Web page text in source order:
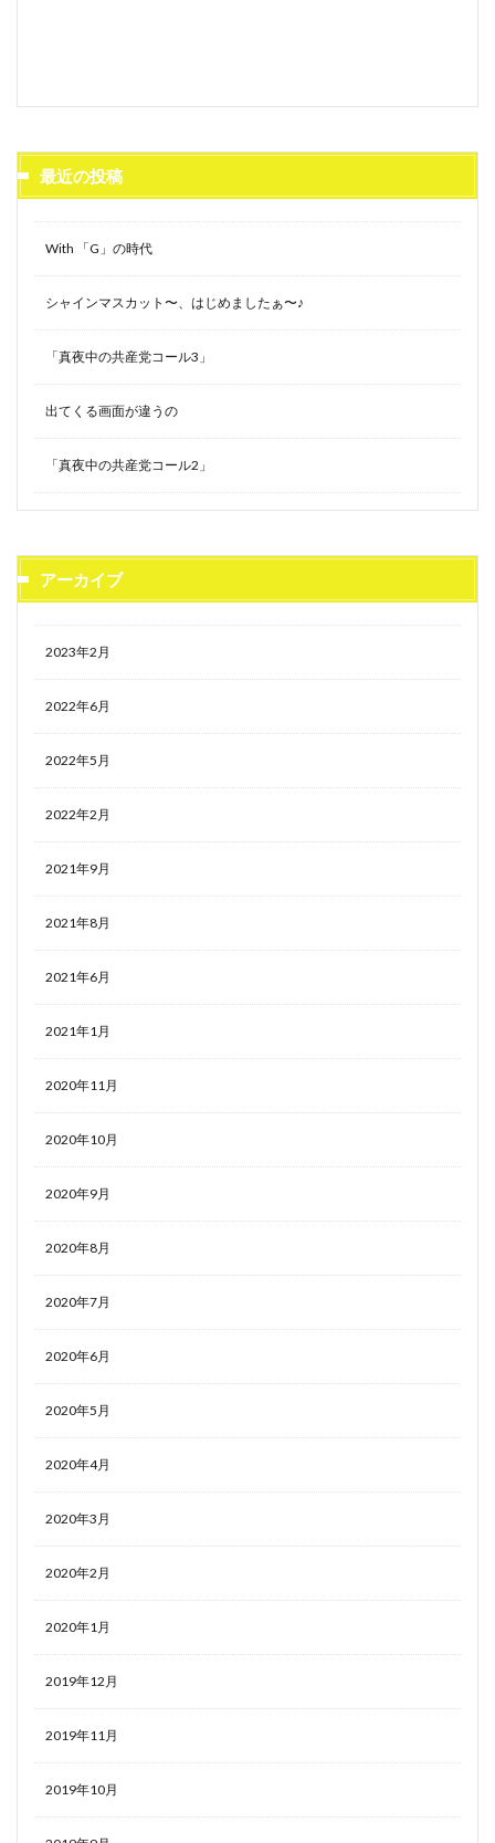
最近の投稿
With 「G」の時代
シャインマスカット〜、はじめましたぁ〜♪
「真夜中の共産党コール3」
出てくる画面が違うの
「真夜中の共産党コール2」
アーカイブ
2023年2月
2022年6月
2022年5月
2022年2月
2021年9月
2021年8月
2021年6月
2021年1月
2020年11月
2020年10月
2020年9月
2020年8月
2020年7月
2020年6月
2020年5月
2020年4月
2020年3月
2020年2月
2020年1月
2019年12月
2019年11月
2019年10月